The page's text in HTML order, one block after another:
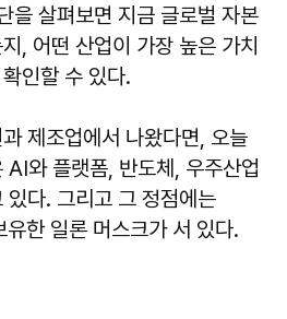
을 살펴보면 지금 글로벌 자본
, 어떤 산업이 가장 높은 가치
인할 수 있다.
제조업에서 나왔다면, 오늘
AI와 플랫폼, 반도체, 우주산업
있다. 그리고 그 정점에는
한 일론 머스크가 서 있다.